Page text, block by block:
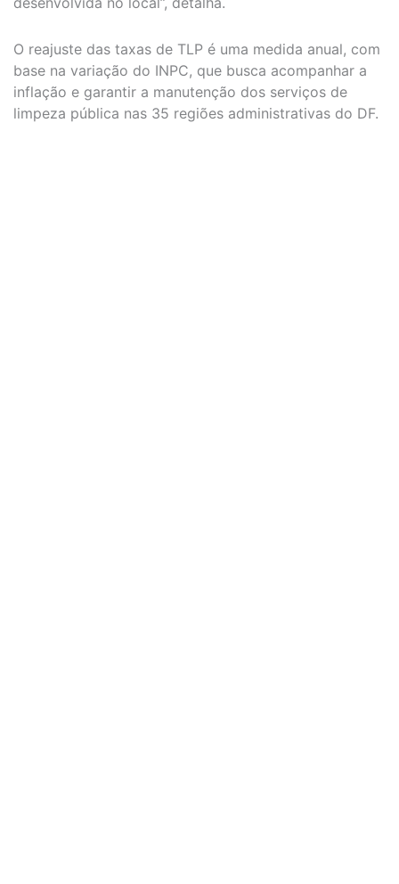
O reajuste das taxas de TLP é uma medida anual, com
base na variação do INPC, que busca acompanhar a
inflação e garantir a manutenção dos serviços de
limpeza pública nas 35 regiões administrativas do DF.